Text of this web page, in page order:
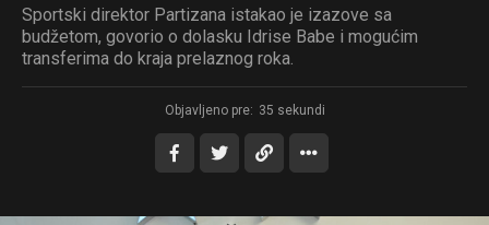
Sportski direktor Partizana istakao je izazove sa
budžetom, govorio o dolasku Idrise Babe i mogućim
transferima do kraja prelaznog roka.
Objavljeno pre: 35 sekundi